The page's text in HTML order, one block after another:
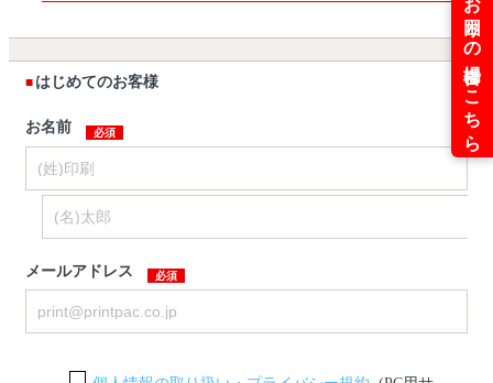
はじめてのお客様
お名前
メールアドレス